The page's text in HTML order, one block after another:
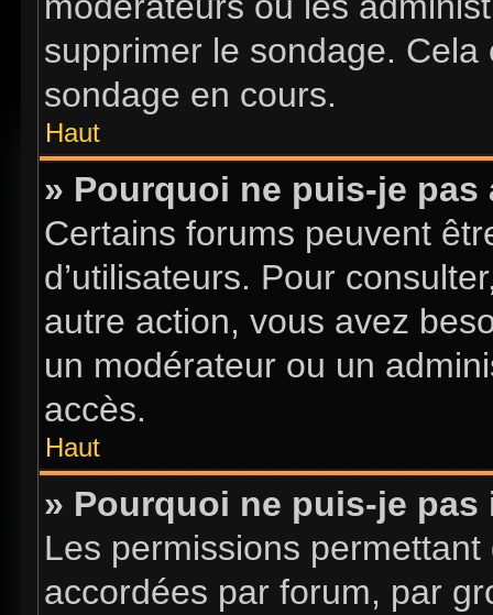
supprimer le sondage. Cela
sondage en cours.
Haut
» Pourquoi ne puis-je
Certains forums peuvent
d’utilisateurs. Pour
autre action, vous avez
un modérateur ou un
accès.
Haut
» Pourquoi ne puis-je
Les permissions
accordées par forum, par